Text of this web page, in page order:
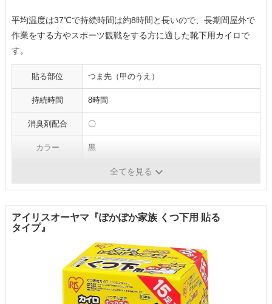
平均温度は37℃で持続時間は約8時間と長いので、長期間屋外で
作業をする方やスポーツ観戦をする方に適した靴下用カイロで
す。
貼る部位 つま先（甲のうえ）
持続時間 8時間
消臭剤配合 〇
カラー 黒
15足（30枚）
全てを見る
アイリスオーヤマ『ぽかぽか家族 くつ下用 貼る
タイプ』